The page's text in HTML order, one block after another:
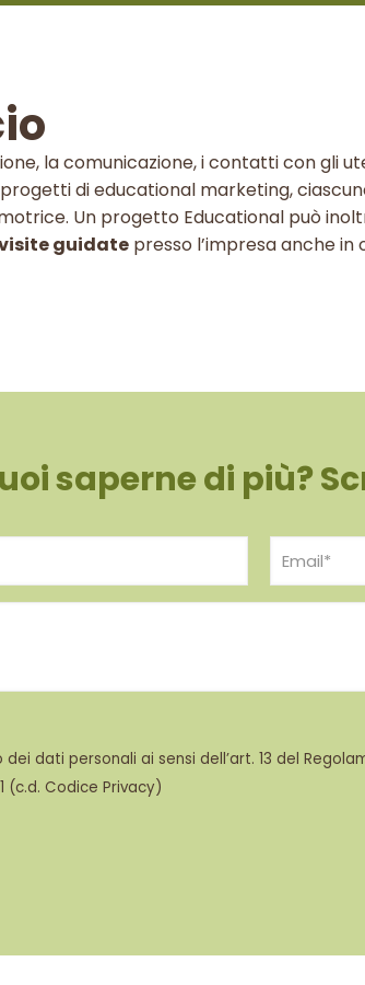
la comunicazione, i contatti con gli
di educational marketing,
Un progetto Educational può
guidate presso l’impresa anche
saperne di più?
dati personali ai sensi dell’art. 13 del
(c.d. Codice Privacy)